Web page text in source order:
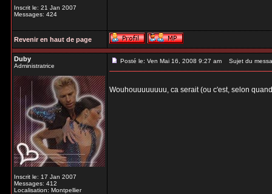
Inscrit le: 21 Jan 2007
Messages: 424
Revenir en haut de page
Duby
Administratrice
Inscrit le: 17 Jan 2007
Messages: 412
Localisation: Montpellier
Posté le: Ven Mai 16, 2008 9:27 am Sujet du
Wouhouuuuuuuu, ca serait (ou c'est, selon